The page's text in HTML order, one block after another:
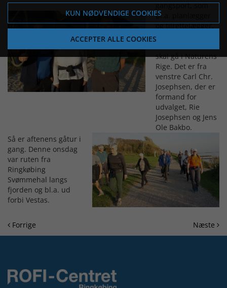
gangsport, som
bl.a. planlægger
og tilrettelægger,
hvilke ruter man
skal gå i Naturens
Rige. Det er fra
venstre Carl Chr.
Josephsen, der er
formand for
udvalget, Rie
Josephsen og Jens
Ole Bakbo.
Så er aftenens gåtur i
gang. Denne onsdag
var ruten fra
Ringkøbing
Svømmehal langs
fjorden og bl.a. ud
forbi Vestas.
Forrige Næste
KUN NØDVENDIGE COOKIES
ACCEPTER ALLE COOKIES